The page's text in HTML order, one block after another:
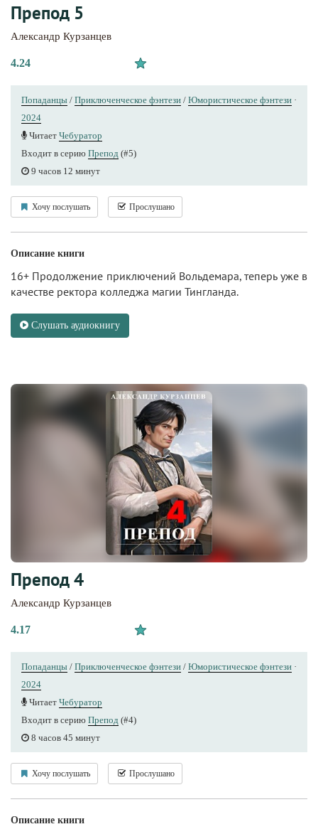
Препод 5
Александр Курзанцев
4.24
Попаданцы / Приключенческое фэнтези / Юмористическое фэнтези ·
2024
Читает Чебуратор
Входит в серию Препод (#5)
9 часов 12 минут
Хочу послушать Прослушано
Описание книги
16+ Продолжение приключений Вольдемара, теперь уже в
качестве ректора колледжа магии Тингланда.
Слушать аудиокнигу
Препод 4
Александр Курзанцев
4.17
Попаданцы / Приключенческое фэнтези / Юмористическое фэнтези ·
2024
Читает Чебуратор
Входит в серию Препод (#4)
8 часов 45 минут
Хочу послушать Прослушано
Описание книги